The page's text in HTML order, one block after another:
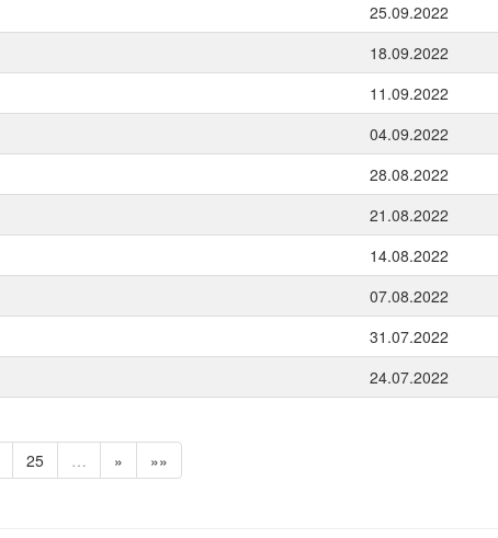
25.09.2022
18.09.2022
11.09.2022
04.09.2022
28.08.2022
21.08.2022
14.08.2022
07.08.2022
31.07.2022
24.07.2022
25 … » »»